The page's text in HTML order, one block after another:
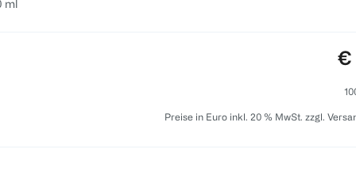
ml
€
Preise in Euro inkl. 20 % MwSt. zzgl.